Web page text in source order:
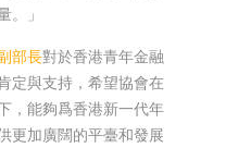
。」
部長對於香港青年金融
定與支持，希望協會在
，能夠爲香港新一代年
更加廣闊的平臺和發展